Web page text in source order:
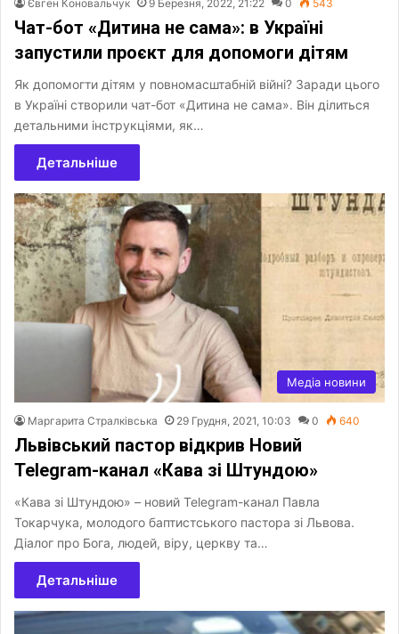
Євген Коновальчук 9 Березня, 2022, 21:22 0 543
Чат-бот «Дитина не сама»: в Україні
запустили проєкт для допомоги дітям
Як допомогти дітям у повномасштабній війні? Заради цього
в Україні створили чат-бот «Дитина не сама». Він ділиться
детальними інструкціями, як…
Детальніше
Медіа новини
Маргарита Стралківська 29 Грудня, 2021, 10:03 0 640
Львівський пастор відкрив Новий
Telegram-канал «Кава зі Штундою»
«Кава зі Штундою» – новий Telegram-канал Павла
Токарчука, молодого баптистського пастора зі Львова.
Діалог про Бога, людей, віру, церкву та…
Детальніше